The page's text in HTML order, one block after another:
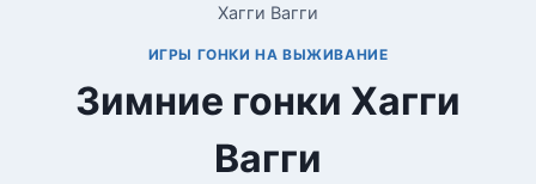
Хагги Вагги
ИГРЫ ГОНКИ НА ВЫЖИВАНИЕ
Зимние гонки Хагги
Вагги